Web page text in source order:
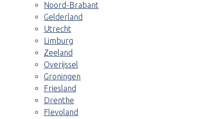
Noord-Brabant
Gelderland
Utrecht
Limburg
Zeeland
Overijssel
Groningen
Friesland
Drenthe
Flevoland